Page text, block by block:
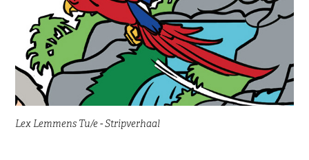
Lex Lemmens Tu/e - Stripverhaal